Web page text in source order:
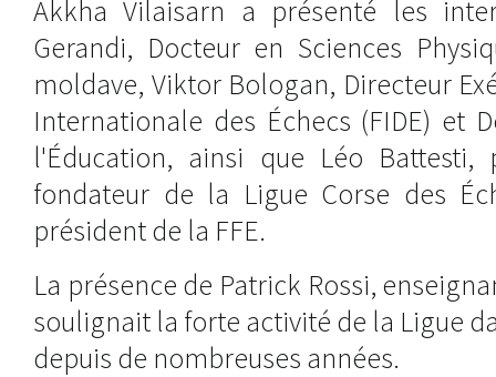
Akkha Vilaisarn a présenté les
Gerandi, Docteur en Sciences
moldave, Viktor Bologan, Directeur
Internationale des Échecs (FIDE) et
l'Éducation, ainsi que Léo
fondateur de la Ligue Corse des
président de la FFE.
La présence de Patrick Rossi,
soulignait la forte activité de la Ligue
depuis de nombreuses années.